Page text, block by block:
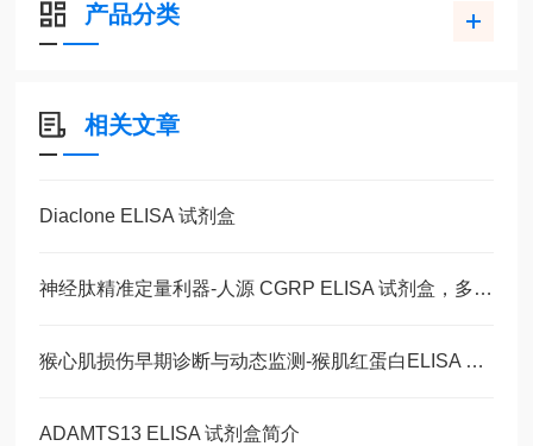
产品分类
相关文章
Diaclone ELISA 试剂盒
神经肽精准定量利器-人源 CGRP ELISA 试剂盒，多类型样本直接检测
猴心肌损伤早期诊断与动态监测-猴肌红蛋白ELISA 试剂盒
ADAMTS13 ELISA 试剂盒简介